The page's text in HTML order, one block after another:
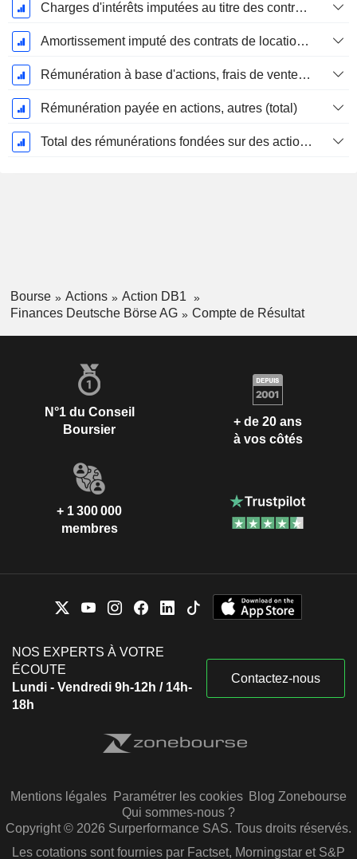
Charges d'intérêts imputées au titre des contrats de location
Amortissement imputé des contrats de location simple
Rémunération à base d'actions, frais de vente et d'administration (total)
Rémunération payée en actions, autres (total)
Total des rémunérations fondées sur des actions
Bourse Actions
Action DB1
Finances Deutsche Börse AG
Compte de Résultat
N°1 du Conseil
Boursier
+ de 20 ans
à vos côtés
+ 1 300 000
membres
NOS EXPERTS À VOTRE
ÉCOUTE
Lundi - Vendredi 9h-12h / 14h-
18h
Contactez-nous
Mentions légales Paramétrer les cookies Blog Zonebourse
Qui sommes-nous ?
Copyright © 2026 Surperformance SAS. Tous droits réservés.
Les cotations sont fournies par Factset, Morningstar et S&P